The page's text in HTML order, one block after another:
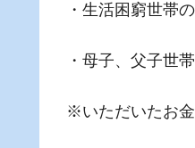
・生活困窮世帯
・母子、父子世
※いただいたお金